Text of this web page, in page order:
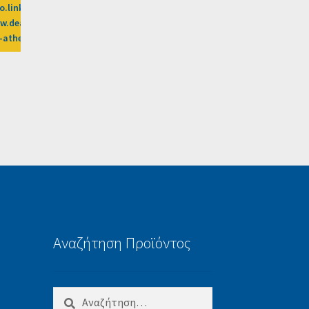
z/269-0/CD2589/?
51%3Fafn%3DLW
Αναζήτηση Προϊόντος
Αναζήτηση